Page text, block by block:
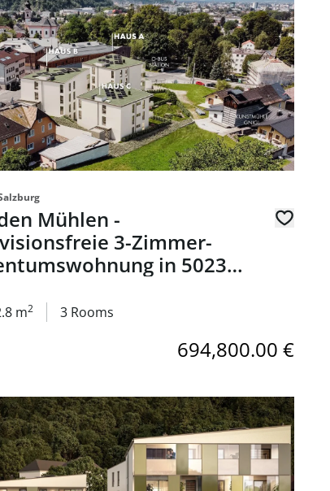
Mühlen -
3-Zimmer-
in 5023
m2 3 Rooms
694,800.00 €
mit Balkon, Kellerabteil und Dachboden
page An den Mühlen - provisionsfreie 3-Zimmer-